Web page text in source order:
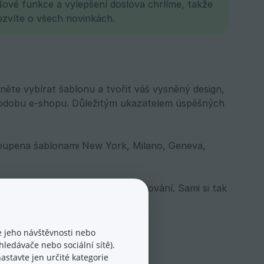
funkce a vylepšení doslova chrlíme, takže
o všech novinkách.
vybírat šablonu a tvořit váš vysněný design,
e-shopu. Důležitým ukazatelem úspěšných
šablonami New York, Milano, Geneva,
bez odborné znalosti kódování. Sami si tak
jeho návštěvnosti nebo
nebo sociální sítě).
jen určité kategorie